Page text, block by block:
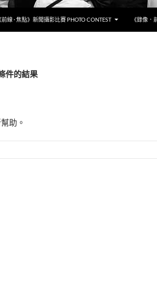
前線 · 焦點》新聞攝影比賽 PHOTO CONTEST 《錄像．
件的結果
助。